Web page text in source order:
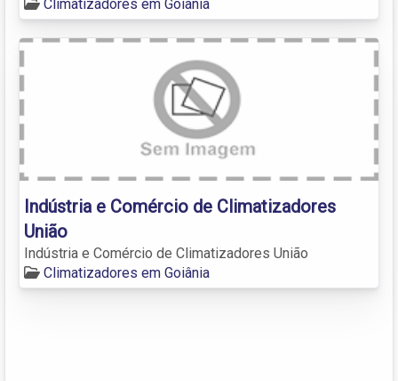
Climatizadores em Goiânia
Indústria e Comércio de Climatizadores
União
Indústria e Comércio de Climatizadores União
Climatizadores em Goiânia